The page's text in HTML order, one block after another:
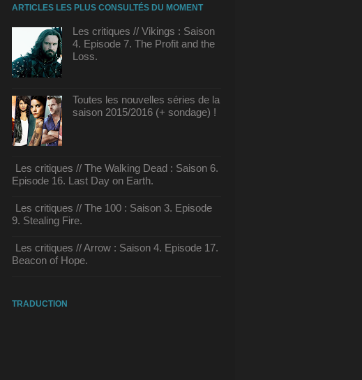
ARTICLES LES PLUS CONSULTÉS DU MOMENT
Les critiques // Vikings : Saison
4. Episode 7. The Profit and the
Loss.
Toutes les nouvelles séries de la
saison 2015/2016 (+ sondage) !
Les critiques // The Walking Dead : Saison 6.
Episode 16. Last Day on Earth.
Les critiques // The 100 : Saison 3. Episode
9. Stealing Fire.
Les critiques // Arrow : Saison 4. Episode 17.
Beacon of Hope.
TRADUCTION